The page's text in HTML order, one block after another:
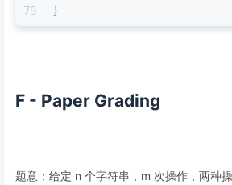
79
}
F - Paper Grading
题意：给定 n 个字符串，m 次操作，两种